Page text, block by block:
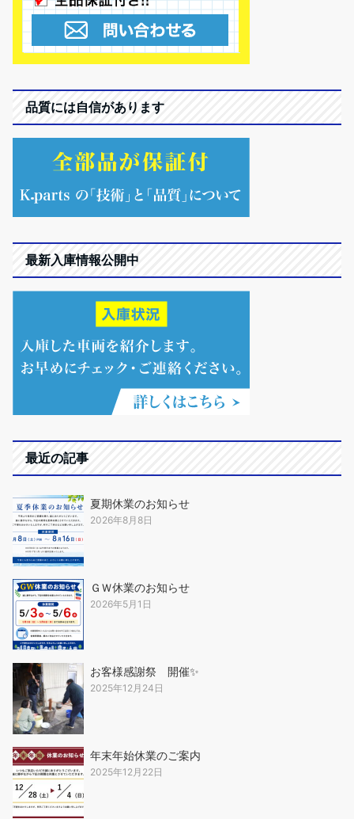
品質には自信があります
最新入庫情報公開中
最近の記事
夏期休業のお知らせ
2026年8月8日
ＧＷ休業のお知らせ
2026年5月1日
お客様感謝祭 開催✨
2025年12月24日
年末年始休業のご案内
2025年12月22日